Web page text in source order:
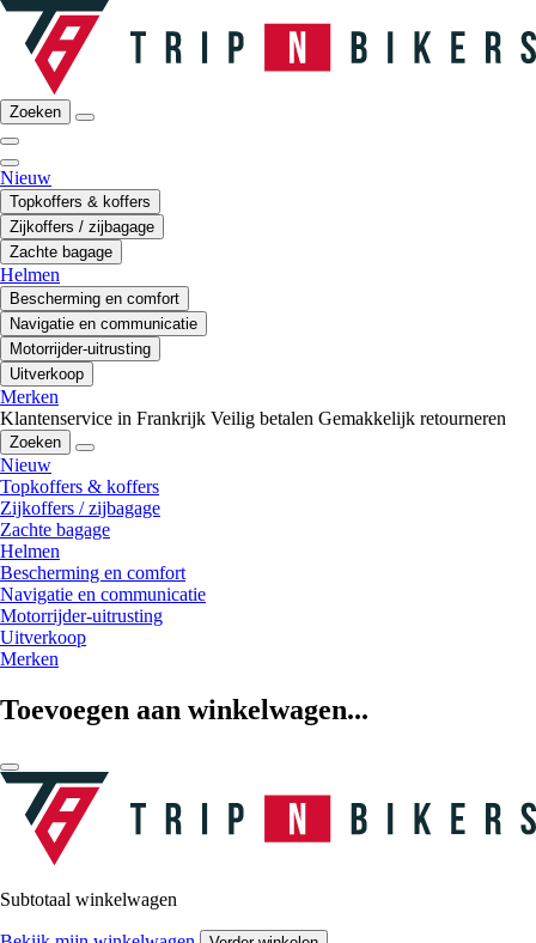
Zoeken
Nieuw
Topkoffers & koffers
Zijkoffers / zijbagage
Zachte bagage
Helmen
Bescherming en comfort
Navigatie en communicatie
Motorrijder-uitrusting
Uitverkoop
Merken
Klantenservice in Frankrijk Veilig betalen Gemakkelijk retourneren
Zoeken
Nieuw
Topkoffers & koffers
Zijkoffers / zijbagage
Zachte bagage
Helmen
Bescherming en comfort
Navigatie en communicatie
Motorrijder-uitrusting
Uitverkoop
Merken
Toevoegen aan winkelwagen...
Subtotaal winkelwagen